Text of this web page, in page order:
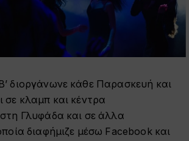
διοργάνωνε κάθε Παρασκευή και
σε κλαμπ και κέντρα
Γλυφάδα και σε άλλα
διαφήμιζε μέσω Facebook και